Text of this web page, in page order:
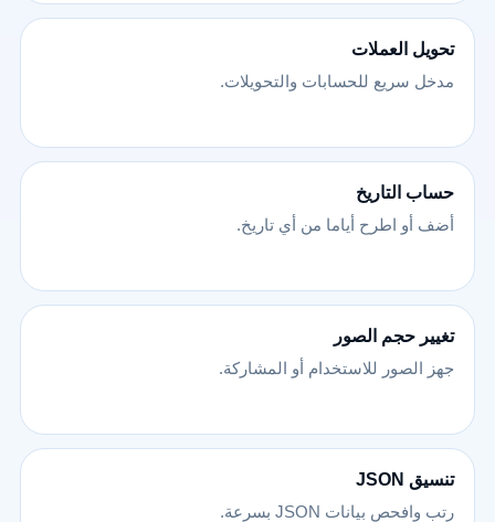
تحويل العملات
مدخل سريع للحسابات والتحويلات.
حساب التاريخ
أضف أو اطرح أياما من أي تاريخ.
تغيير حجم الصور
جهز الصور للاستخدام أو المشاركة.
تنسيق JSON
رتب وافحص بيانات JSON بسرعة.